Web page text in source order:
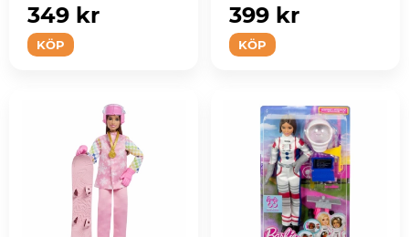
KÖP
349 kr
KÖP
399 kr